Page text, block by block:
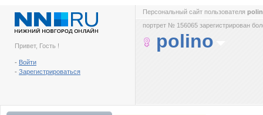
Привет, Гость !
- Войти
- Зарегистрироваться
Персональный сайт пользователя
портрет № 156065 зарегистрирован
polino